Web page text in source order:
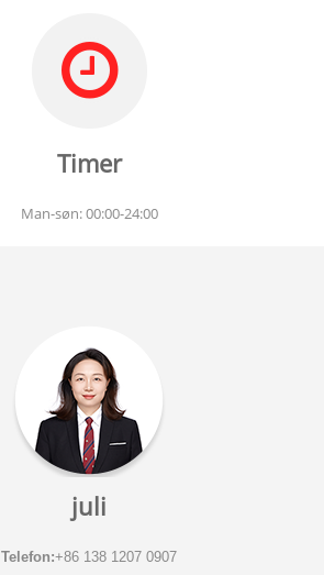
Timer
Man-søn: 00:00-24:00
juli
Telefon:+86 138 1207 0907